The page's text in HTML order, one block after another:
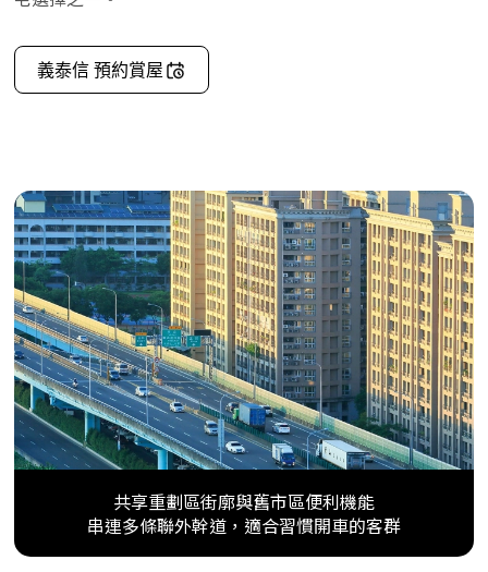
義泰信 預約賞屋
共享重劃區街廓與舊市區便利機能
串連多條聯外幹道，適合習慣開車的客群